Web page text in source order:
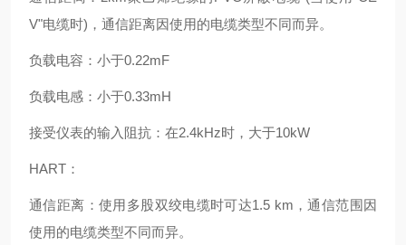
V"电缆时)，通信距离因使用的电缆类型不同而异。
负载电容：小于0.22mF
负载电感：小于0.33mH
接受仪表的输入阻抗：在2.4kHz时，大于10kW
HART：
通信距离：使用多股双绞电缆时可达1.5 km，通信范围因
使用的电缆类型不同而异。